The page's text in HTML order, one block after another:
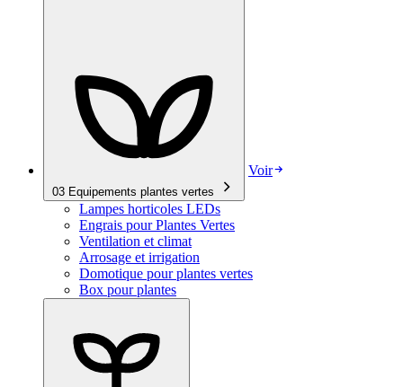
03 Equipements plantes vertes
Voir
Lampes horticoles LEDs
Engrais pour Plantes Vertes
Ventilation et climat
Arrosage et irrigation
Domotique pour plantes vertes
Box pour plantes